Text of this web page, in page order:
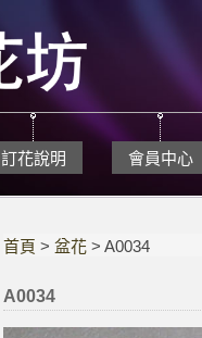
訂花說明 會員中心
首頁 >盆花 > A0034
A0034